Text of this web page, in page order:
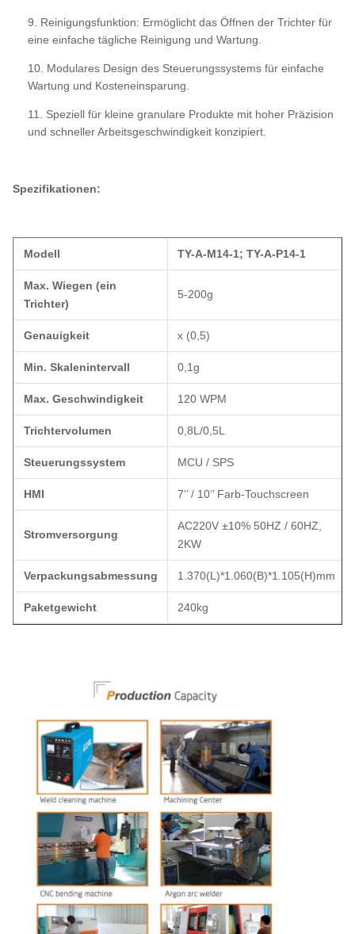
9. Reinigungsfunktion: Ermöglicht das Öffnen der Trichter für
eine einfache tägliche Reinigung und Wartung.
10. Modulares Design des Steuerungssystems für einfache
Wartung und Kosteneinsparung.
11. Speziell für kleine granulare Produkte mit hoher Präzision
und schneller Arbeitsgeschwindigkeit konzipiert.
Spezifikationen:
Modell TY-A-M14-1; TY-A-P14-1
Max. Wiegen (ein
Trichter)
5-200g
Genauigkeit x (0,5)
Min. Skalenintervall 0,1g
Max. Geschwindigkeit 120 WPM
Trichtervolumen 0,8L/0,5L
Steuerungssystem MCU / SPS
HMI 7’’ / 10’’ Farb-Touchscreen
Stromversorgung
AC220V ±10% 50HZ / 60HZ,
2KW
Verpackungsabmessung 1.370(L)*1.060(B)*1.105(H)mm
Paketgewicht 240kg